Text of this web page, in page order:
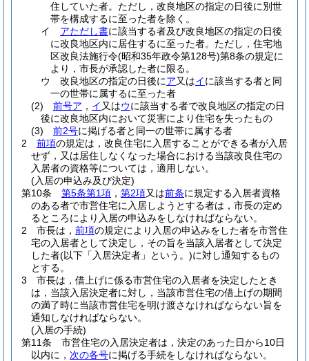
住していた者。 ただし，改良地区の指定の日後に別世
帯を構成するに至った者を除く。
イ
アただし書に該当する者及び改良地区の指定の日後
に改良地区内に居住するに至った者。 ただし，住宅地
区改良法施行令(昭和35年政令第128号)第8条の規定に
より，市長が承認した者に限る。
ウ
改良地区の指定の日後にア又はイに該当する者と同
一の世帯に属するに至った者
(2)
前号ア ， イ 又はウに該当する者で改良地区の指定の日
後に改良地区内において災害により住宅を失ったもの
(3)
前2号に掲げる者と同一の世帯に属する者
2
前項の規定は，改良住宅に入居することができる者が入居
せず，又は居住しなくなった場合における当該改良住宅の
入居者の資格等については，適用しない。
(入居の申込み及び決定)
第10条
第5条第1項 ， 第2項又は前条に規定する入居者資格
のある者で市営住宅に入居しようとする者は，市長の定め
るところにより入居の申込みをしなければならない。
2
市長は， 前項の規定により入居の申込みをした者を市営住
宅の入居者として決定し，その旨を当該入居者として決定
した者(以下「入居決定者」という。)に対し通知するもの
とする。
3
市長は，借上げに係る市営住宅の入居者を決定したとき
は，当該入居決定者に対し，当該市営住宅の借上げの期間
の満了時に当該市営住宅を明け渡さなければならない旨を
通知しなければならない。
(入居の手続)
第11条
市営住宅の入居決定者は，決定のあった日から10日
以内に， 次の各号に掲げる手続をしなければならない。